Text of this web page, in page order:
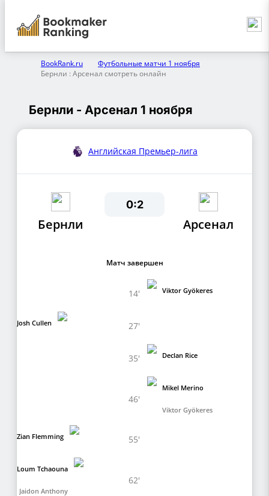
BookRank.ru
Футбольные матчи 1 ноября
Бернли : Арсенал смотреть онлайн
Бернли - Арсенал 1 ноября
Английская Премьер-лига
Бернли
0:2
Арсенал
Матч завершен
14' Viktor Gyökeres
Josh Cullen 27'
35' Declan Rice
46'
Mikel Merino
Viktor Gyökeres
Zian Flemming 55'
Jaidon Anthony
Loum Tchaouna
62'